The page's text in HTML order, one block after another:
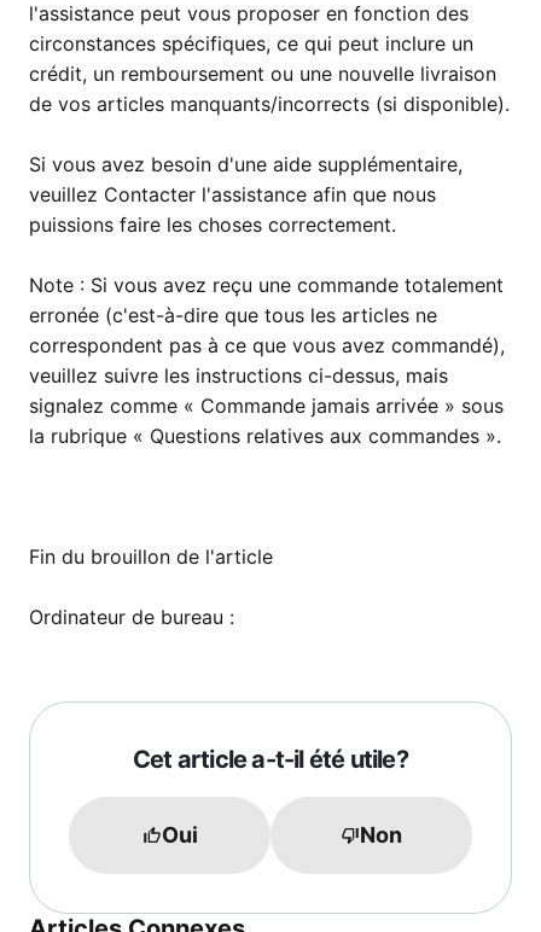
l'assistance peut vous proposer en fonction des
circonstances spécifiques, ce qui peut inclure un
crédit, un remboursement ou une nouvelle livraison
de vos articles manquants/incorrects (si disponible).
Si vous avez besoin d'une aide supplémentaire,
veuillez Contacter l'assistance afin que nous
puissions faire les choses correctement.
Note : Si vous avez reçu une commande totalement
erronée (c'est-à-dire que tous les articles ne
correspondent pas à ce que vous avez commandé),
veuillez suivre les instructions ci-dessus, mais
signalez comme « Commande jamais arrivée » sous
la rubrique « Questions relatives aux commandes ».
Fin du brouillon de l'article
Ordinateur de bureau :
Cet article a-t-il été utile?
Oui Non